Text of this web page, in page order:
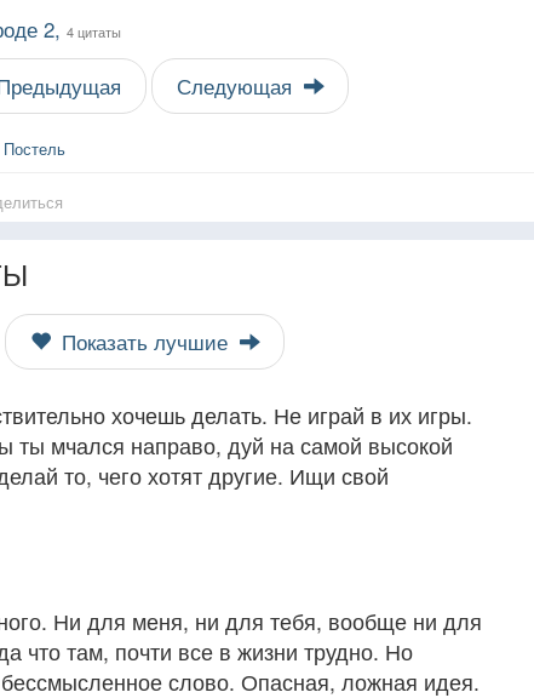
2, 4 цитаты
Следующая
Постель
Показать лучшие
хочешь делать. Не играй в их игры.
ты мчался направо, дуй на самой высокой
то, чего хотят другие. Ищи свой
Ни для меня, ни для тебя, вообще ни для
что там, почти все в жизни трудно. Но
слово. Опасная, ложная идея.